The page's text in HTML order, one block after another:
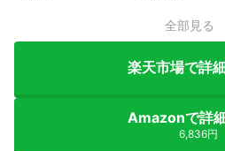
全部見る
楽天市場で詳
Amazonで詳
6,836円